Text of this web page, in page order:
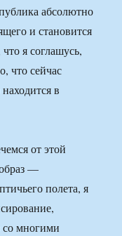
абсолютно
и становится
я соглашусь,
что сейчас
в
от этой
—
полета, я
со многими